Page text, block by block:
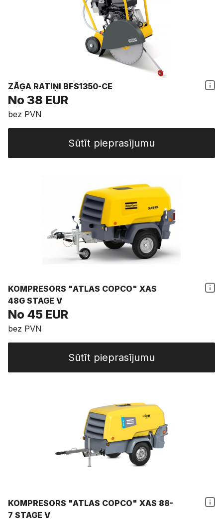
ZĀĢA RATIŅI BFS1350-CE
No 38 EUR
bez PVN
Sūtīt pieprasījumu
KOMPRESORS "ATLAS COPCO" XAS
48G STAGE V
No 45 EUR
bez PVN
Sūtīt pieprasījumu
KOMPRESORS "ATLAS COPCO" XAS 88-
7 STAGE V